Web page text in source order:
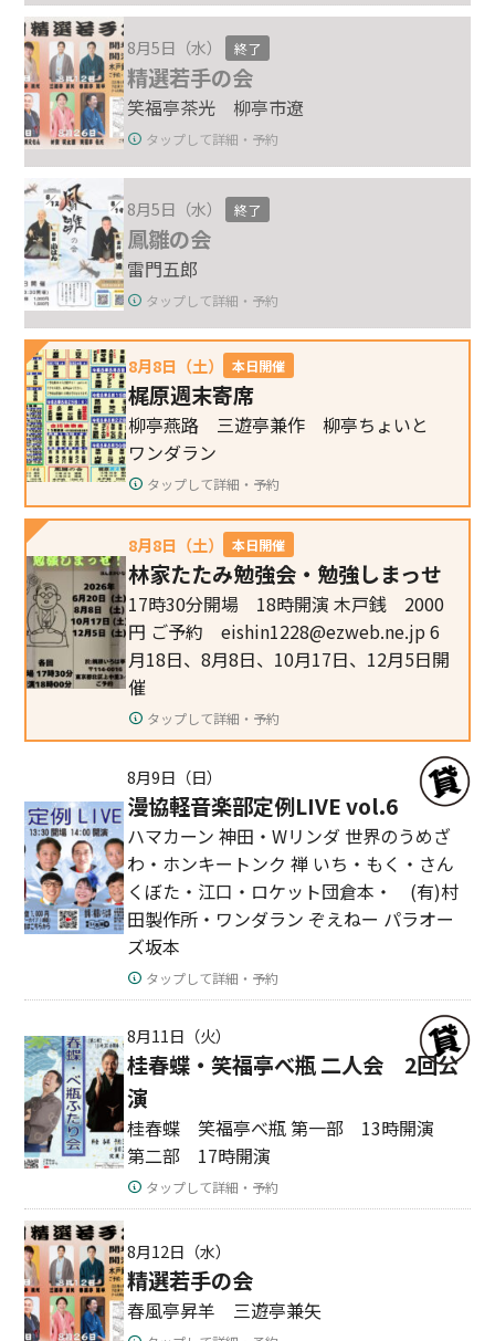
8月5日（水） 終了
精選若手の会
笑福亭茶光 柳亭市遼
タップして詳細・予約
8月5日（水） 終了
鳳雛の会
雷門五郎
タップして詳細・予約
8月8日（土） 本日開催
梶原週末寄席
柳亭燕路 三遊亭兼作 柳亭ちょいと
ワンダラン
タップして詳細・予約
8月8日（土） 本日開催
林家たたみ勉強会・勉強しまっせ
17時30分開場 18時開演 木戸銭 2000
円 ご予約 eishin1228@ezweb.ne.jp 6
月18日、8月8日、10月17日、12月5日開
催
タップして詳細・予約
8月9日（日）
漫協軽音楽部定例LIVE vol.6
ハマカーン 神田・Wリンダ 世界のうめざ
わ・ホンキートンク 禅 いち・もく・さん
くぼた・江口・ロケット団倉本・ (有)村
田製作所・ワンダラン ぞえねー パラオー
ズ坂本
タップして詳細・予約
8月11日（火）
桂春蝶・笑福亭べ瓶 二人会 2回公
演
桂春蝶 笑福亭べ瓶 第一部 13時開演
第二部 17時開演
タップして詳細・予約
8月12日（水）
精選若手の会
春風亭昇羊 三遊亭兼矢